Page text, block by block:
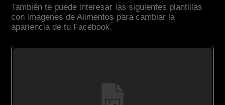
También te puede interesar las siguientes plantillas
con imagenes de Alimentos para cambiar la
apariencia de tu Facebook.